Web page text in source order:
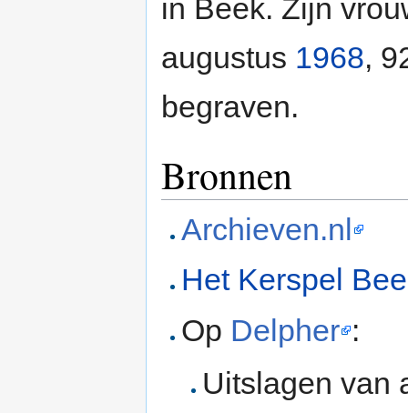
in Beek. Zijn
augustus 1968,
begraven.
Bronnen
Archieven.nl
Het Kerspel
Op Delpher :
Uitslagen van